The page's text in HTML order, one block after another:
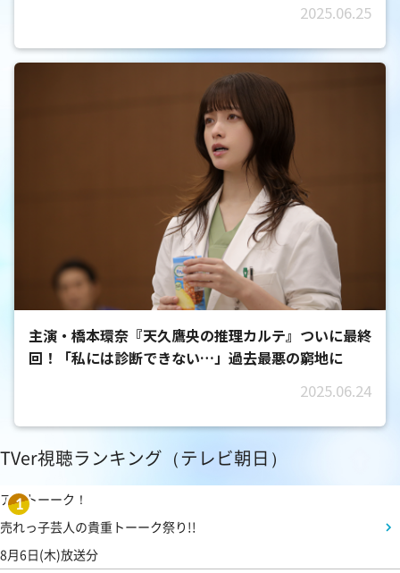
2025.06.25
主演・橋本環奈『天久鷹央の推理カルテ』ついに最終
回！「私には診断できない…」過去最悪の窮地に
2025.06.24
TVer視聴ランキング（テレビ朝日）
1
アメトーーク！
売れっ子芸人の貴重トーーク祭り!!
8月6日(木)放送分